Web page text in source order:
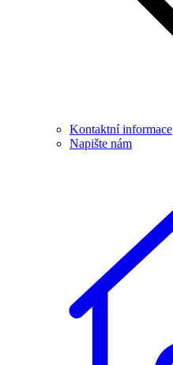
Kontaktní informace
Napište nám